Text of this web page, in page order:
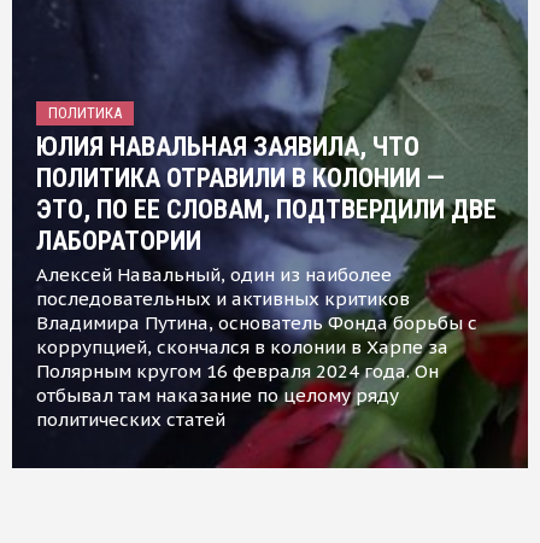
ПОЛИТИКА
ЮЛИЯ НАВАЛЬНАЯ ЗАЯВИЛА, ЧТО
ПОЛИТИКА ОТРАВИЛИ В КОЛОНИИ —
ЭТО, ПО ЕЕ СЛОВАМ, ПОДТВЕРДИЛИ ДВЕ
ЛАБОРАТОРИИ
Алексей Навальный, один из наиболее
последовательных и активных критиков
Владимира Путина, основатель Фонда борьбы с
коррупцией, скончался в колонии в Харпе за
Полярным кругом 16 февраля 2024 года. Он
отбывал там наказание по целому ряду
политических статей